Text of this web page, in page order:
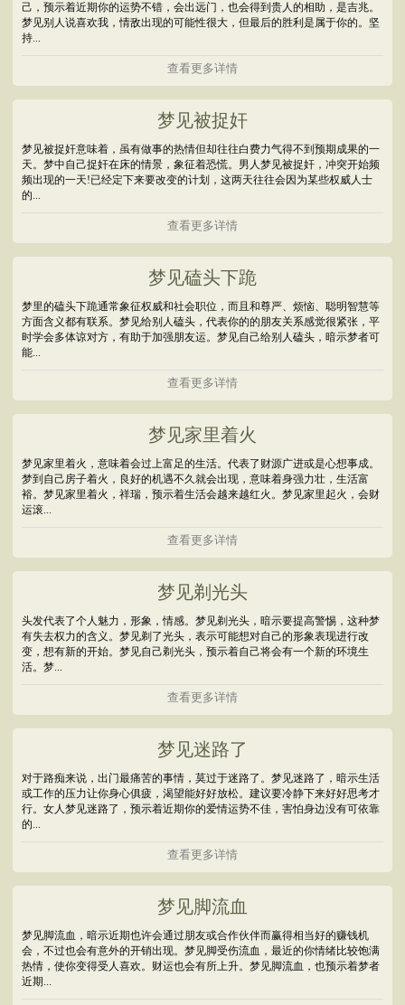
己，预示着近期你的运势不错，会出远门，也会得到贵人的相助，是吉兆。
梦见别人说喜欢我，情敌出现的可能性很大，但最后的胜利是属于你的。坚
持...
查看更多详情
梦见被捉奸
梦见被捉奸意味着，虽有做事的热情但却往往白费力气得不到预期成果的一
天。梦中自己捉奸在床的情景，象征着恐慌。男人梦见被捉奸，冲突开始频
频出现的一天!已经定下来要改变的计划，这两天往往会因为某些权威人士
的...
查看更多详情
梦见磕头下跪
梦里的磕头下跪通常象征权威和社会职位，而且和尊严、烦恼、聪明智慧等
方面含义都有联系。梦见给别人磕头，代表你的的朋友关系感觉很紧张，平
时学会多体谅对方，有助于加强朋友运。梦见自己给别人磕头，暗示梦者可
能...
查看更多详情
梦见家里着火
梦见家里着火，意味着会过上富足的生活。代表了财源广进或是心想事成。
梦到自己房子着火，良好的机遇不久就会出现，意味着身强力壮，生活富
裕。梦见家里着火，祥瑞，预示着生活会越来越红火。梦见家里起火，会财
运滚...
查看更多详情
梦见剃光头
头发代表了个人魅力，形象，情感。梦见剃光头，暗示要提高警惕，这种梦
有失去权力的含义。梦见剃了光头，表示可能想对自己的形象表现进行改
变，想有新的开始。梦见自己剃光头，预示着自己将会有一个新的环境生
活。梦...
查看更多详情
梦见迷路了
对于路痴来说，出门最痛苦的事情，莫过于迷路了。梦见迷路了，暗示生活
或工作的压力让你身心俱疲，渴望能好好放松。建议要冷静下来好好思考才
行。女人梦见迷路了，预示着近期你的爱情运势不佳，害怕身边没有可依靠
的...
查看更多详情
梦见脚流血
梦见脚流血，暗示近期也许会通过朋友或合作伙伴而赢得相当好的赚钱机
会，不过也会有意外的开销出现。梦见脚受伤流血，最近的你情绪比较饱满
热情，使你变得受人喜欢。财运也会有所上升。梦见脚流血，也预示着梦者
近期...